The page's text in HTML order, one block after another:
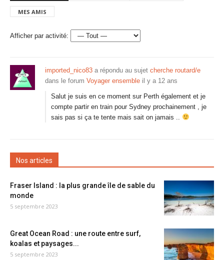
MES AMIS
Afficher par activité:
imported_nico83 a répondu au sujet cherche routard/e
dans le forum Voyager ensemble il y a 12 ans
Salut je suis en ce moment sur Perth également et je
compte partir en train pour Sydney prochainement , je
sais pas si ça te tente mais sait on jamais ..
Nos articles
Fraser Island : la plus grande île de sable du
monde
5 septembre 2023
Great Ocean Road : une route entre surf,
koalas et paysages...
5 septembre 2023